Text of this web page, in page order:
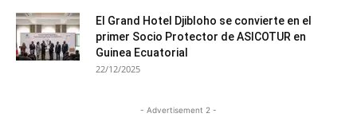
El Grand Hotel Djibloho se convierte en el
primer Socio Protector de ASICOTUR en
Guinea Ecuatorial
22/12/2025
- Advertisement 2 -